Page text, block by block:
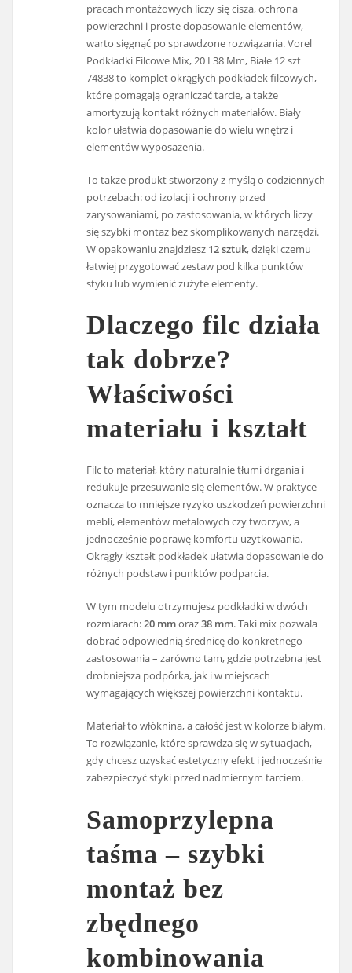
pracach montażowych liczy się cisza, ochrona
powierzchni i proste dopasowanie elementów,
warto sięgnąć po sprawdzone rozwiązania. Vorel
Podkładki Filcowe Mix, 20 I 38 Mm, Białe 12 szt
74838 to komplet okrągłych podkładek filcowych,
które pomagają ograniczać tarcie, a także
amortyzują kontakt różnych materiałów. Biały
kolor ułatwia dopasowanie do wielu wnętrz i
elementów wyposażenia.
To także produkt stworzony z myślą o codziennych
potrzebach: od izolacji i ochrony przed
zarysowaniami, po zastosowania, w których liczy
się szybki montaż bez skomplikowanych narzędzi.
W opakowaniu znajdziesz 12 sztuk, dzięki czemu
łatwiej przygotować zestaw pod kilka punktów
styku lub wymienić zużyte elementy.
Dlaczego filc działa
tak dobrze?
Właściwości
materiału i kształt
Filc to materiał, który naturalnie tłumi drgania i
redukuje przesuwanie się elementów. W praktyce
oznacza to mniejsze ryzyko uszkodzeń powierzchni
mebli, elementów metalowych czy tworzyw, a
jednocześnie poprawę komfortu użytkowania.
Okrągły kształt podkładek ułatwia dopasowanie do
różnych podstaw i punktów podparcia.
W tym modelu otrzymujesz podkładki w dwóch
rozmiarach:20 mmoraz38 mm. Taki mix pozwala
dobrać odpowiednią średnicę do konkretnego
zastosowania – zarówno tam, gdzie potrzebna jest
drobniejsza podpórka, jak i w miejscach
wymagających większej powierzchni kontaktu.
Materiał to włóknina, a całość jest w kolorze białym.
To rozwiązanie, które sprawdza się w sytuacjach,
gdy chcesz uzyskać estetyczny efekt i jednocześnie
zabezpieczyć styki przed nadmiernym tarciem.
Samoprzylepna
taśma – szybki
montaż bez
zbędnego
kombinowania